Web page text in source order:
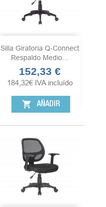
Silla Giratoria Q-Connect
Respaldo Medio...
Precio
152,33 €
184,32€ IVA incluído
shopping_cart AÑADIR